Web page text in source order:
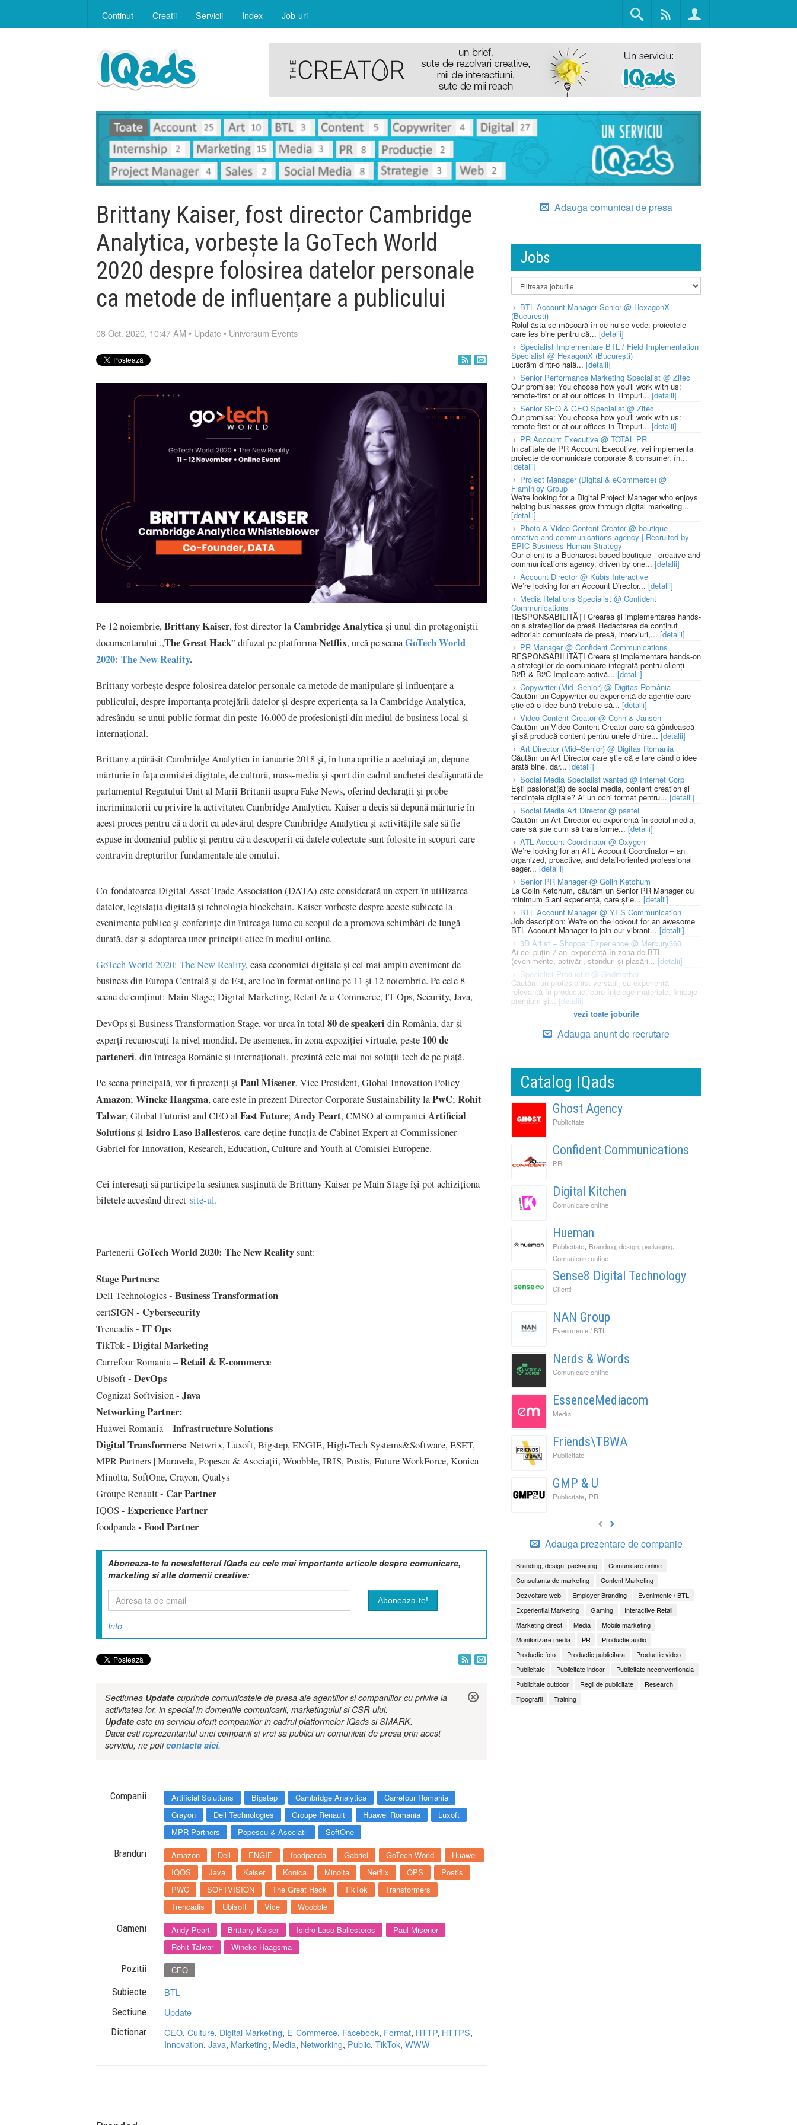
Continut Creatii Servicii Index Job-uri
Brittany Kaiser, fost director Cambridge
Analytica, vorbește la GoTech World
2020 despre folosirea datelor personale
ca metode de influențare a publicului
08 Oct. 2020, 10:47 AM • Update • Universum Events
Pe 12 noiembrie, Brittany Kaiser, fost director laCambridge Analyticași unul din protagoniștii
documentarului ,,The Great Hack” difuzat pe platformaNetflix, urcă pe scenaGoTech World
2020: The New Reality.
Brittany vorbește despre folosirea datelor personale ca metode de manipulare și influențare a
publicului, despre importanța protejării datelor și despre experiența sa la Cambridge Analytica,
adresându-se unui public format din peste 16.000 de profesioniști din mediul de business local și
internațional.
Brittany a părăsit Cambridge Analytica în ianuarie 2018 și, în luna aprilie a aceluiași an, depune
mărturie în fața comisiei digitale, de cultură, mass-media și sport din cadrul anchetei desfășurată de
parlamentul Regatului Unit al Marii Britanii asupra Fake News, oferind declarații și probe
incriminatorii cu privire la activitatea Cambridge Analytica. Kaiser a decis să depună mărturie în
acest proces pentru că a dorit ca adevărul despre Cambridge Analytica și activitățile sale să fie
expuse în domeniul public și pentru că a descoperit că datele colectate sunt folosite în scopuri care
contravin drepturilor fundamentale ale omului.
Co-fondatoarea Digital Asset Trade Association (DATA) este considerată un expert în utilizarea
datelor, legislația digitală și tehnologia blockchain. Kaiser vorbește despre aceste subiecte la
evenimente publice și conferințe din întreaga lume cu scopul de a promova schimbări de lungă
durată, dar și adoptarea unor principii etice în mediul online.
GoTech World 2020: The New Reality, casa economiei digitale și cel mai amplu eveniment de
business din Europa Centrală și de Est, are loc în format online pe 11 și 12 noiembrie. Pe cele 8
scene de conținut: Main Stage; Digital Marketing, Retail & e-Commerce, IT Ops, Security, Java,
DevOps și Business Transformation Stage, vor urca în total 80 de speakeri din România, dar și
experți recunoscuți la nivel mondial. De asemenea, în zona expoziției virtuale, peste 100 de
parteneri, din întreaga Românie și internaționali, prezintă cele mai noi soluții tech de pe piață.
Pe scena principală, vor fi prezenți și Paul Misener, Vice President, Global Innovation Policy
Amazon; Wineke Haagsma, care este în prezent Director Corporate Sustainability laPwC; Rohit
Talwar, Global Futurist and CEO al Fast Future; Andy Peart, CMSO al companiei Artificial
Solutionsși Isidro Laso Ballesteros, care deține funcția de Cabinet Expert at Commissioner
Gabriel for Innovation, Research, Education, Culture and Youth al Comisiei Europene.
Cei interesați să participe la sesiunea susținută de Brittany Kaiser pe Main Stage își pot achiziționa
biletele accesând direct site-ul.
Partenerii GoTech World 2020: The New Realitysunt:
Stage Partners:
Dell Technologies- Business Transformation
certSIGN- Cybersecurity
Trencadis- IT Ops
TikTok- Digital Marketing
Carrefour Romania –Retail & E-commerce
Ubisoft- DevOps
Cognizat Softvision- Java
Networking Partner:
Huawei Romania –Infrastructure Solutions
Digital Transformers: Netwrix, Luxoft, Bigstep, ENGIE, High-Tech Systems&Software, ESET,
MPR Partners | Maravela, Popescu & Asociații, Woobble, IRIS, Postis, Future WorkForce, Konica
Minolta, SoftOne, Crayon, Qualys
Groupe Renault- Car Partner
IQOS - Experience Partner
foodpanda- Food Partner
Aboneaza-te la newsletterul IQads cu cele mai importante articole despre comunicare,
marketing si alte domenii creative:
Info
Sectiunea Update cuprinde comunicatele de presa ale agentiilor si companiilor cu privire la
activitatea lor, in special in domeniile comunicarii, marketingului si CSR-ului.
Update este un serviciu oferit companiilor in cadrul platformelor IQads si SMARK.
Daca esti reprezentantul unei companii si vrei sa publici un comunicat de presa prin acest
serviciu, ne poticontacta aici.
Companii Artificial Solutions Bigstep Cambridge Analytica
Carrefour Romania
Crayon
Dell Technologies Groupe Renault Huawei Romania
Luxoft
MPR Partners
Popescu & Asociatii SoftOne
Branduri Amazon Dell ENGIE foodpanda Gabriel GoTech World
Huawei
IQOS
Java Kaiser Konica Minolta Netflix OPS
Postis
PWC
SOFTVISION The Great Hack TikTok
Transformers
Trencadis
Ubisoft Vice Woobble
Oameni Andy Peart Brittany Kaiser Isidro Laso Ballesteros
Paul Misener
Rohit Talwar
Wineke Haagsma
Pozitii CEO
Subiecte BTL
Sectiune Update
Dictionar CEO, Culture, Digital Marketing, E-Commerce, Facebook, Format, HTTP, HTTPS,
Innovation, Java, Marketing, Media, Networking, Public, TikTok, WWW
Adauga comunicat de presa
Jobs
BTL Account Manager Senior @ HexagonX
(București)
Rolul ăsta se măsoară în ce nu se vede: proiectele
care ies bine pentru că... [detalii]
Specialist Implementare BTL / Field Implementation
Specialist @ HexagonX (București)
Lucrăm dintr-o hală... [detalii]
Senior Performance Marketing Specialist @ Zitec
Our promise: You choose how you'll work with us:
remote-first or at our offices in Timpuri... [detalii]
Senior SEO & GEO Specialist @ Zitec
Our promise: You choose how you'll work with us:
remote-first or at our offices in Timpuri... [detalii]
PR Account Executive @ TOTAL PR
În calitate de PR Account Executive, vei implementa
proiecte de comunicare corporate & consumer, în...
[detalii]
Project Manager (Digital & eCommerce) @
Flaminjoy Group
We're looking for a Digital Project Manager who enjoys
helping businesses grow through digital marketing...
[detalii]
Photo & Video Content Creator @ boutique -
creative and communications agency | Recruited by
EPIC Business Human Strategy
Our client is a Bucharest based boutique - creative and
communications agency, driven by one... [detalii]
Account Director @ Kubis Interactive
We’re looking for an Account Director... [detalii]
Media Relations Specialist @ Confident
Communications
RESPONSABILITĂȚI Crearea și implementarea hands-
on a strategiilor de presă Redactarea de conținut
editorial: comunicate de presă, interviuri,... [detalii]
PR Manager @ Confident Communications
RESPONSABILITĂȚI Creare și implementare hands-on
a strategiilor de comunicare integrată pentru clienți
B2B & B2C Implicare activă... [detalii]
Copywriter (Mid–Senior) @ Digitas România
Căutăm un Copywriter cu experiență de agenție care
știe că o idee bună trebuie să... [detalii]
Video Content Creator @ Cohn & Jansen
Căutăm un Video Content Creator care să gândească
și să producă content pentru unele dintre... [detalii]
Art Director (Mid–Senior) @ Digitas România
Căutăm un Art Director care știe că e tare când o idee
arată bine, dar... [detalii]
Social Media Specialist wanted @ Internet Corp
Ești pasionat(ă) de social media, content creation și
tendințele digitale? Ai un ochi format pentru... [detalii]
Social Media Art Director @ pastel
Căutăm un Art Director cu experiență în social media,
care să știe cum să transforme... [detalii]
ATL Account Coordinator @ Oxygen
We’re looking for an ATL Account Coordinator – an
organized, proactive, and detail-oriented professional
eager... [detalii]
Senior PR Manager @ Golin Ketchum
La Golin Ketchum, căutăm un Senior PR Manager cu
minimum 5 ani experiență, care știe... [detalii]
BTL Account Manager @ YES Communication
Job description: We're on the lookout for an awesome
BTL Account Manager to join our vibrant... [detalii]
3D Artist – Shopper Experience @ Mercury360
Ai cel puțin 7 ani experiență în zona de BTL
(evenimente, activări, standuri și plasări... [detalii]
Specialist Productie @ Godmother
Căutăm un profesionist versatil, cu experiență
relevantă în producție, care înțelege materiale, finisaje
premium și... [detalii]
vezi toate joburile
Adauga anunt de recrutare
Catalog IQads
Ghost Agency
Publicitate
Confident Communications
PR
Digital Kitchen
Comunicare online
Hueman
Publicitate, Branding, design, packaging,
Comunicare online
Sense8 Digital Technology
Clienti
NAN Group
Evenimente / BTL
Nerds & Words
Comunicare online
EssenceMediacom
Media
Friends\TBWA
Publicitate
GMP & U
Publicitate, PR
Adauga prezentare de companie
Branding, design, packaging
Comunicare online
Consultanta de marketing
Content Marketing
Dezvoltare web
Employer Branding
Evenimente / BTL
Experiential Marketing
Gaming
Interactive Retail
Marketing direct
Media
Mobile marketing
Monitorizare media
PR
Productie audio
Productie foto
Productie publicitara
Productie video
Publicitate
Publicitate indoor
Publicitate neconventionala
Publicitate outdoor
Regii de publicitate
Research
Tipografii
Training